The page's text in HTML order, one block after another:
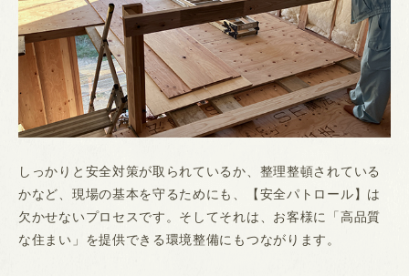
しっかりと安全対策が取られているか、整理整頓されている
かなど、現場の基本を守るためにも、【安全パトロール】は
欠かせないプロセスです。そしてそれは、お客様に「高品質
な住まい」を提供できる環境整備にもつながります。